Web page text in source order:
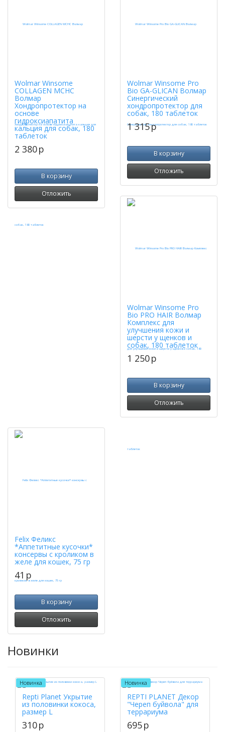
Wolmar Winsome
COLLAGEN MCHC
Волмар
Хондропротектор на
основе
гидроксиапатита
кальция для собак, 180
таблеток
2 380p
В корзину
Отложить
Wolmar Winsome Pro
Bio GA-GLICAN Волмар
Синергический
хондропротектор для
собак, 180 таблеток
1 315p
В корзину
Отложить
Wolmar Winsome Pro
Bio PRO HAIR Волмар
Комплекс для
улучшения кожи и
шерсти у щенков и
собак, 180 таблеток
1 250p
В корзину
Отложить
Felix Феликс
*Аппетитные кусочки*
консервы с кроликом в
желе для кошек, 75 гр
41 p
В корзину
Отложить
Новинки
Новинка
Repti Planet Укрытие
из половинки кокоса,
размер L
310p
Новинка
REPTI PLANET Декор
"Череп буйвола" для
террариума
695p